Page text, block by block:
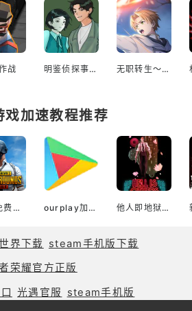
战 明鉴侦探事务所 无职转生～到了异世界就拿出真本事～回响物语
戏加速教程推荐
pubg免费加速器 ourplay加速器官网 他人即地狱(Epic版)
界下载
steam手机版下载
荣耀官方正版
光遇官服
steam手机版